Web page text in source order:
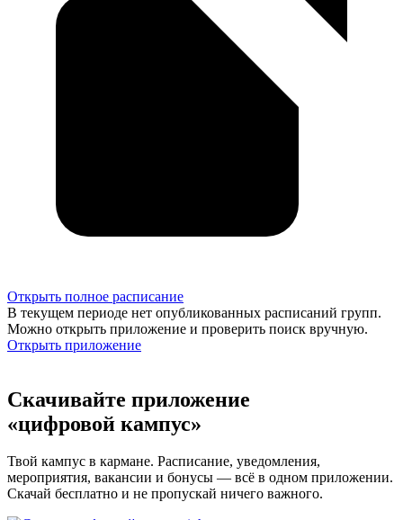
Открыть полное расписание
В текущем периоде нет опубликованных расписаний групп.
Можно открыть приложение и проверить поиск вручную.
Открыть приложение
Скачивайте приложение
«цифровой кампус»
Твой кампус в кармане. Расписание, уведомления,
мероприятия, вакансии и бонусы — всё в одном приложении.
Скачай бесплатно и не пропускай ничего важного.